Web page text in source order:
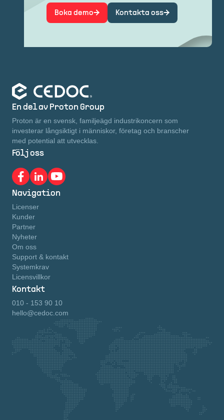
Boka demo Kontakta oss
En del av Proton Group
Proton är en svensk, familjeägd industrikoncern som
investerar långsiktigt i människor, företag och branscher
med potential att utvecklas.
Följ oss
Navigation
Licenser
Kunder
Partner
Nyheter
Om oss
Support & kontakt
Systemkrav
Licensvillkor
Kontakt
010 - 153 90 10
hello@cedoc.com